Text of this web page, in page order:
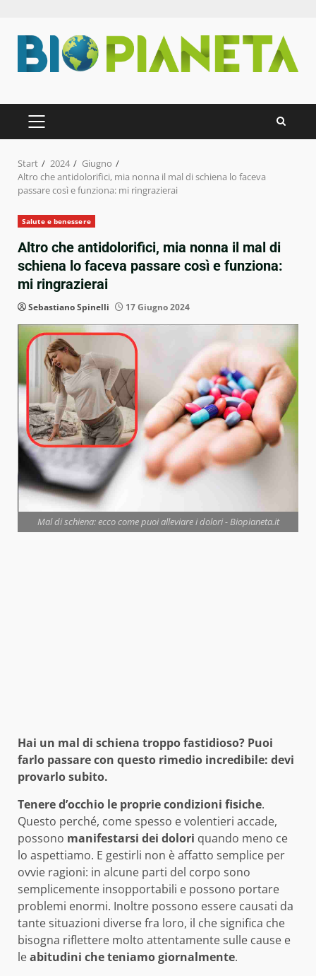
Inhalt
springen
PRIMÄRES
MENÜ
Start 2024
Giugno
Altro che antidolorifici, mia nonna il mal di schiena lo faceva
passare così e funziona: mi ringrazierai
Salute e benessere
Altro che antidolorifici, mia nonna il mal di
schiena lo faceva passare così e funziona:
mi ringrazierai
Sebastiano Spinelli 17 Giugno 2024
Mal di schiena: ecco come puoi alleviare i dolori - Biopianeta.it
Hai un mal di schiena troppo fastidioso? Puoi
farlo passare con questo rimedio incredibile: devi
provarlo subito.
Tenere d’occhio le proprie condizioni fisiche.
Questo perché, come spesso e volentieri accade,
possono manifestarsi dei dolori quando meno ce
lo aspettiamo. E gestirli non è affatto semplice per
ovvie ragioni: in alcune parti del corpo sono
semplicemente insopportabili e possono portare
problemi enormi. Inoltre possono essere causati da
tante situazioni diverse fra loro, il che significa che
bisogna riflettere molto attentamente sulle cause e
leabitudini che teniamo giornalmente.